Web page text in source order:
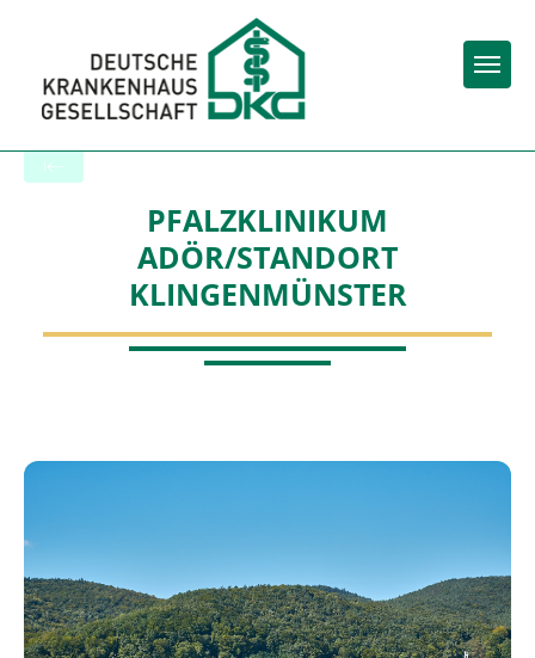
PFALZKLINIKUM
ADÖR/STANDORT
KLINGENMÜNSTER